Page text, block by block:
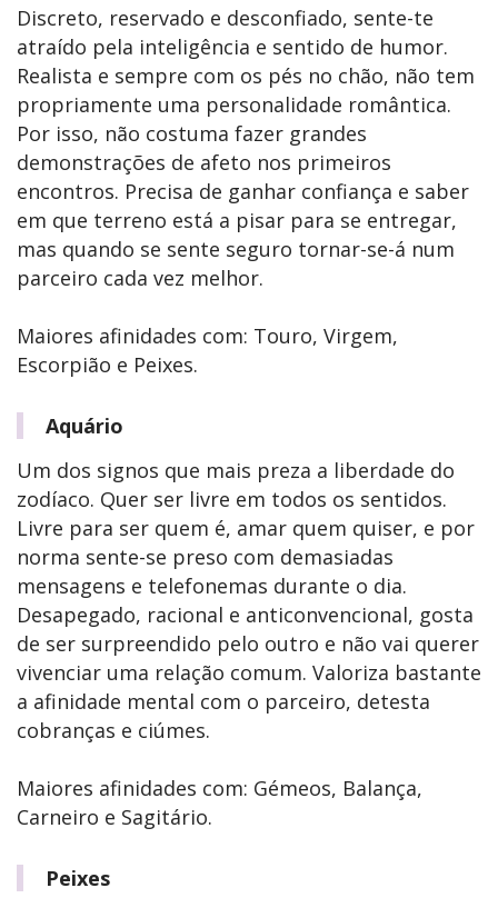
Discreto, reservado e desconfiado, sente-te
atraído pela inteligência e sentido de humor.
Realista e sempre com os pés no chão, não tem
propriamente uma personalidade romântica.
Por isso, não costuma fazer grandes
demonstrações de afeto nos primeiros
encontros. Precisa de ganhar confiança e saber
em que terreno está a pisar para se entregar,
mas quando se sente seguro tornar-se-á num
parceiro cada vez melhor.
Maiores afinidades com: Touro, Virgem,
Escorpião e Peixes.
Aquário
Um dos signos que mais preza a liberdade do
zodíaco. Quer ser livre em todos os sentidos.
Livre para ser quem é, amar quem quiser, e por
norma sente-se preso com demasiadas
mensagens e telefonemas durante o dia.
Desapegado, racional e anticonvencional, gosta
de ser surpreendido pelo outro e não vai querer
vivenciar uma relação comum. Valoriza bastante
a afinidade mental com o parceiro, detesta
cobranças e ciúmes.
Maiores afinidades com: Gémeos, Balança,
Carneiro e Sagitário.
Peixes